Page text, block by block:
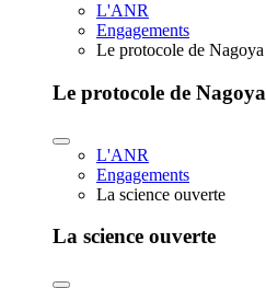
L'ANR
Engagements
Le protocole de Nagoya
Le protocole de Nagoya
L'ANR
Engagements
La science ouverte
La science ouverte